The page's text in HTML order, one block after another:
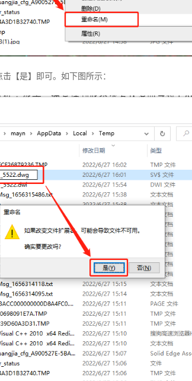
【是】即可。如下图所示：